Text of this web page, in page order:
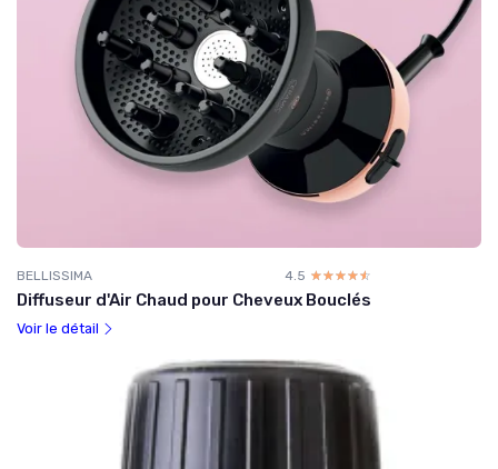
BELLISSIMA 4.5 ☆☆☆☆☆
★★★★★
Diffuseur d'Air Chaud pour Cheveux Bouclés
Voir le détail